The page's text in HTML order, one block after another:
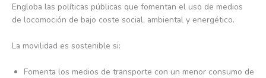
Engloba las políticas públicas que fomentan el uso de medios
de locomoción de bajo coste social, ambiental y energético.
La movilidad es sostenible si:
Fomenta los medios de transporte con un menor consumo de